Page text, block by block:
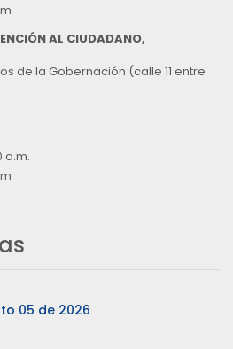
AL CIUDADANO,
de la Gobernación (calle 11 entre
a.m.
05 de 2026